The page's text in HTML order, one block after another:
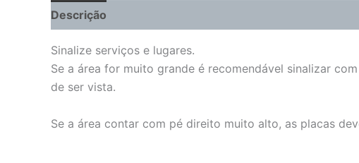
Descrição
Sinalize serviços e lugares.
Se a área for muito grande é recomendável sinalizar
de ser vista.
Se a área contar com pé direito muito alto, as placas